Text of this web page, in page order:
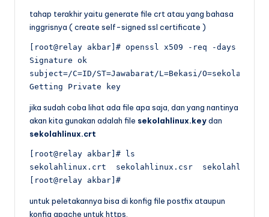
tahap terakhir yaitu generate file crt atau yang bahasa
inggrisnya ( create self-signed ssl certificate )
[root@relay akbar]# openssl x509 -req -days
Signature ok
subject=/C=ID/ST=Jawabarat/L=Bekasi/
Getting Private key
jika sudah coba lihat ada file apa saja, dan yang nantinya
akan kita gunakan adalah file sekolahlinux.keydan
sekolahlinux.crt
[root@relay akbar]# ls
sekolahlinux.crt  sekolahlinux.csr
[root@relay akbar]#
untuk peletakannya bisa di konfig file postfix ataupun
konfig apache untuk https.